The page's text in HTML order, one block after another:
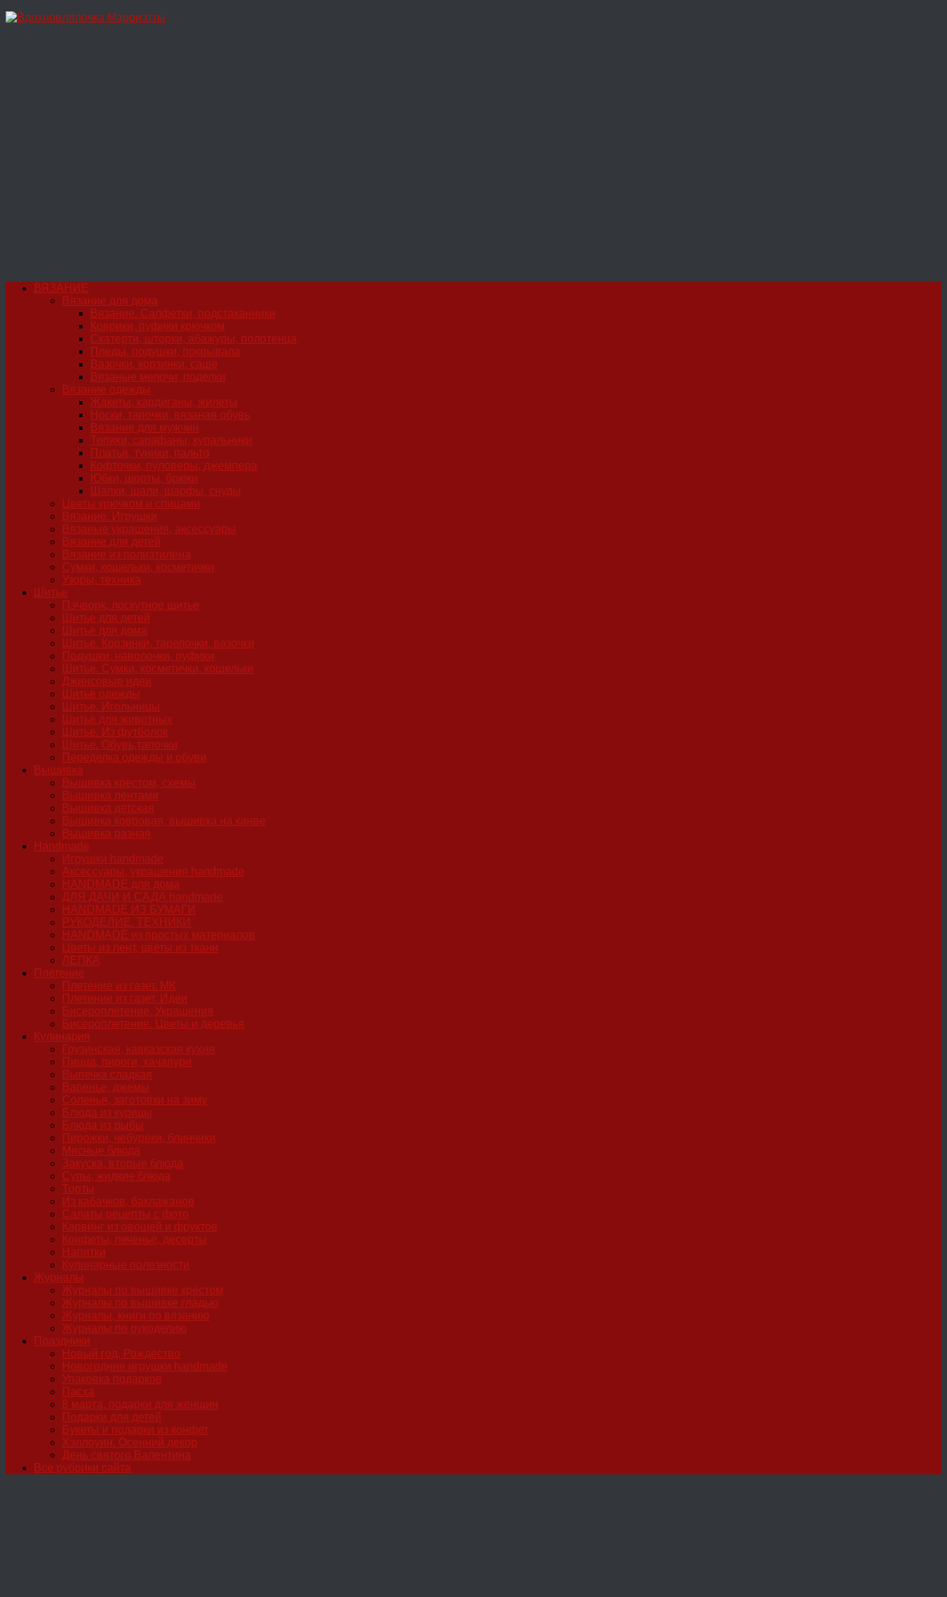
Перейти
ВЯЗАНИЕ
Вязание для дома
Вязание. Салфетки, подстаканники
Коврики, пуфики крючком
Скатерти, шторки, абажуры, полотенца
Пледы, подушки, покрывала
Вазочки, корзинки, саше
Вязаные мелочи, поделки
Вязание одежды
Жакеты, кардиганы, жилеты
Носки, тапочки, вязаная обувь
Вязание для мужчин
Топики, сарафаны, купальники
Платья, туники, пальто
Кофточки, пуловеры, джемпера
Юбки, шорты, брюки
Шапки, шали, шарфы, снуды
Цветы крючком и спицами
Вязание. Игрушки
Вязаные украшения, аксессуары
Вязание для детей
Вязание из полиэтилена
Сумки, кошельки, косметички
Узоры, техника
Шитье
Пэчворк, лоскутное шитье
Шитье для детей
Шитье для дома
Шитье. Корзинки, тарелочки, вазочки
Подушки, наволочки, пуфики
Шитье. Сумки, косметички, кошельки
Джинсовые идеи
Шитье одежды
Шитье. Игольницы
Шитье для животных
Шитье. Из футболок
Шитье. Обувь,тапочки
Переделка одежды и обуви
Вышивка
Вышивка крестом, схемы
Вышивка лентами
Вышивка детская
Вышивка ковровая, вышивка на канве
Вышивка разная
Handmade
Игрушки handmade
Аксессуары, украшения handmade
HANDMADE для дома
ДЛЯ ДАЧИ И САДА handmade
HANDMADE ИЗ БУМАГИ
РУКОДЕЛИЕ. ТЕХНИКИ
HANDMADE из простых материалов
Цветы из лент, цветы из ткани
ЛЕПКА
Плетение
Плетение из газет. МК
Плетение из газет. Идеи
Бисероплетение. Украшения
Бисероплетение. Цветы и деревья
Кулинария
Грузинская, кавказская кухня
Пицца, пироги, хачапури
Выпечка сладкая
Варенье, джемы
Соленья, заготовки на зиму
Блюда из курицы
Блюда из рыбы
Пирожки, чебуреки, блинчики
Мясные блюда
Закуска, вторые блюда
Супы, жидкие блюда
Торты
Из кабачков, баклажанов
Салаты рецепты с фото
Карвинг из овощей и фруктов
Конфеты, печенье, десерты
Напитки
Кулинарные полезности
Журналы
Журналы по вышивке крестом
Журналы по вышивке гладью
Журналы, книги по вязанию
Журналы по рукоделию
Праздники
Новый год, Рождество
Новогодние игрушки handmade
Упаковка подарков
Пасха
8 марта, подарки для женщин
Подарки для детей
Букеты и подарки из конфет
Хэллоуин. Осенний декор
День святого Валентина
Все рубрики сайта